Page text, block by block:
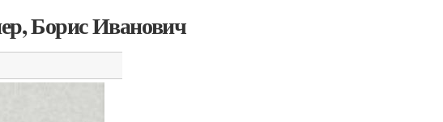
Борис Иванович